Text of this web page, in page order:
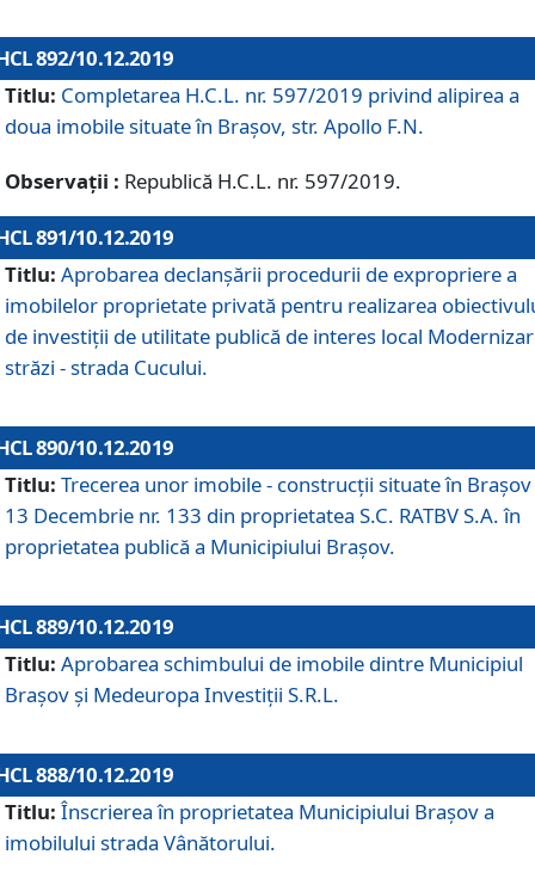
892/10.12.2019
Titlu: Completarea H.C.L. nr. 597/2019 privind alipirea a
doua imobile situate în Brașov, str. Apollo F.N.
Observații : Republică H.C.L. nr. 597/2019.
891/10.12.2019
Titlu: Aprobarea declanșării procedurii de expropriere a
imobilelor proprietate privată pentru realizarea
de investiții de utilitate publică de interes local
străzi - strada Cucului.
890/10.12.2019
Titlu: Trecerea unor imobile - construcții situate în Brașov
13 Decembrie nr. 133 din proprietatea S.C. RATBV S.A. în
proprietatea publică a Municipiului Brașov.
889/10.12.2019
Titlu: Aprobarea schimbului de imobile dintre Municipiul
Brașov și Medeuropa Investiții S.R.L.
888/10.12.2019
Titlu: Înscrierea în proprietatea Municipiului Braşov a
imobilului strada Vânătorului.